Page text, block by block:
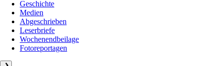
Geschichte
Medien
Abgeschrieben
Leserbriefe
Wochenendbeilage
Fotoreportagen